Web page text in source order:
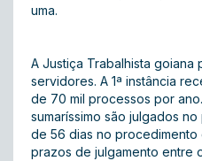
uma.
A Justiça Trabalhista goiana
servidores. A 1ª instância
de 70 mil processos por
sumaríssimo são julgados
de 56 dias no procedimento
prazos de julgamento entre